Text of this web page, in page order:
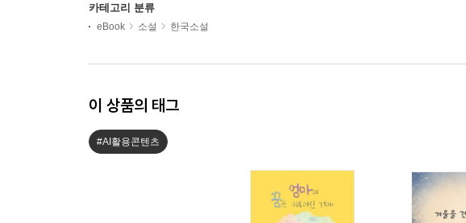
카테고리 분류
eBook 소설 한국소설
이 상품의 태그
#AI활용콘텐츠